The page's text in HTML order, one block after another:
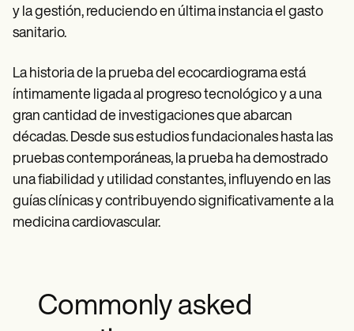
y la gestión, reduciendo en última instancia el gasto
sanitario.
La historia de la prueba del ecocardiograma está
íntimamente ligada al progreso tecnológico y a una
gran cantidad de investigaciones que abarcan
décadas. Desde sus estudios fundacionales hasta las
pruebas contemporáneas, la prueba ha demostrado
una fiabilidad y utilidad constantes, influyendo en las
guías clínicas y contribuyendo significativamente a la
medicina cardiovascular.
Commonly asked